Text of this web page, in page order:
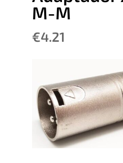
M-M
€4.21